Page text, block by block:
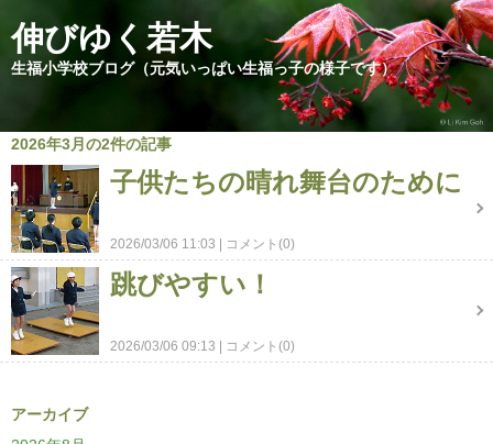
伸びゆく若木
生福小学校ブログ（元気いっぱい生福っ子の様子です）
2026年3月の2件の記事
子供たちの晴れ舞台のために
2026/03/06 11:03 コメント(0)
跳びやすい！
2026/03/06 09:13 コメント(0)
アーカイブ